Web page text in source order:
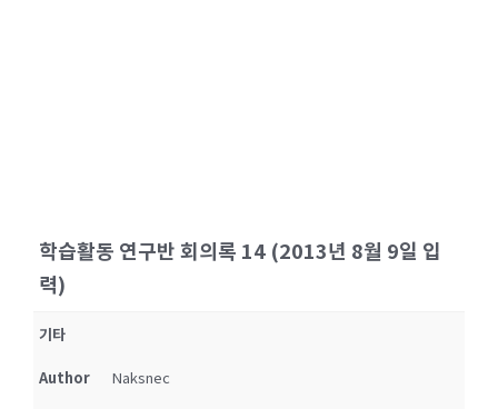
학습활동 연구반 회의록 14 (2013년 8월 9일 입
력)
기타
Author Naksnec